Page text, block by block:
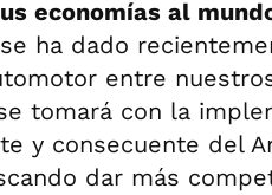
economías al
ha dado
entre
tomará con la
y consecuente del
dar más